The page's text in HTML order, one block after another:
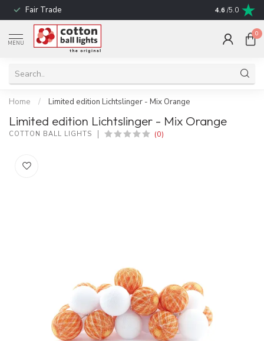
Fair Trade ! No shipping
4.6 /5.0
MENU
0
Home / Limited edition Lichtslinger - Mix Orange
Limited edition Lichtslinger - Mix Orange
COTTON BALL LIGHTS (0)